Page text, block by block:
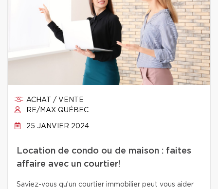
ACHAT / VENTE
RE/MAX QUÉBEC
25 JANVIER 2024
Location de condo ou de maison : faites
affaire avec un courtier!
Saviez-vous qu’un courtier immobilier peut vous aider